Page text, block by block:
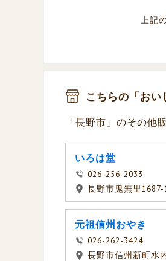
上記
こちらの「おい
「長野市」のその他
いろは堂
026-256-2033
長野市鬼無里1687-
元祖信州おやき
026-262-3424
長野市信州新町水